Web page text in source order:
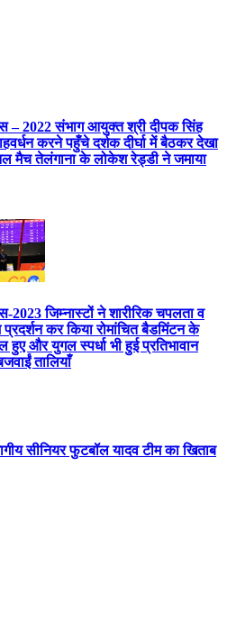
– 2022 संभाग आयुक्त श्री दीपक सिंह
करने पहुँचे दर्शक दीर्घा में बैठकर देखा
मैच तेलंगाना के लोकेश रेड्डी ने जमाया
2023 जिम्नास्टों ने शारीरिक चपलता व
कर किया रोमांचित बैडमिंटन के
हुए और युगल स्पर्धा भी हुई प्रतिभावान
तालियाँ
सीनियर फुटबॉल यादव टीम का खिताब